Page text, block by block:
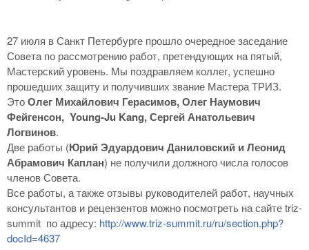
27 июля в Санкт Петербурге прошло очередное заседание
Совета по рассмотрению работ, претендующих на пятый,
Мастерский уровень. Мы поздравляем коллег, успешно
прошедших защиту и получивших звание Мастера ТРИЗ.
ЭтоОлег Михайлович Герасимов, Олег Наумович
Фейгенсон, Young-Ju Kang, Сергей Анатольевич
Логвинов.
Две работы (Юрий Эдуардович Даниловский и Леонид
Абрамович Каплан) не получили должного числа голосов
членов Совета.
Все работы, а также отзывы руководителей работ, научных
консультантов и рецензентов можно посмотреть на сайте triz-
summit по адресу: http://www.triz-summit.ru/ru/section.php?
docId=4637